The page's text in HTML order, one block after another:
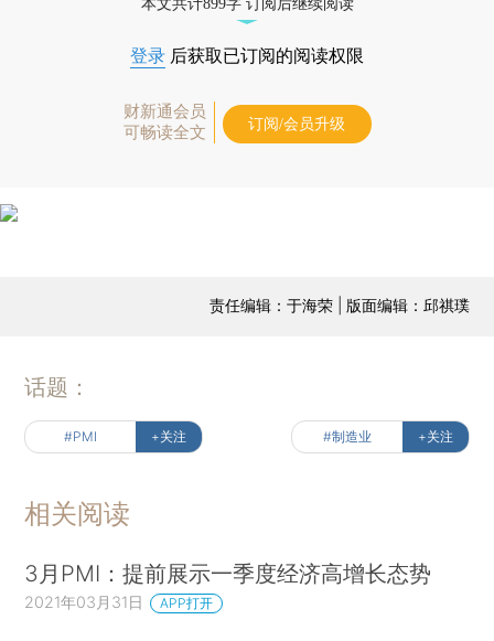
本文共计899字 订阅后继续阅读
登录 后获取已订阅的阅读权限
财新通会员
可畅读全文
订阅/会员升级
责任编辑：于海荣 | 版面编辑：邱祺璞
话题：
#PMI +关注 #制造业 +关注
相关阅读
3月PMI：提前展示一季度经济高增长态势
2021年03月31日 APP打开